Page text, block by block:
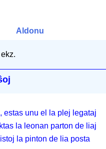
Aldonu
ekz.
estas unu el la plej legataj
la leonan parton de liaj
la pinton de lia posta